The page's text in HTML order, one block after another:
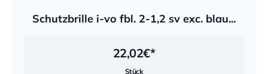
Schutzbrille i-vo fbl. 2-1,2 sv exc. blau...
22,02€*
Stück